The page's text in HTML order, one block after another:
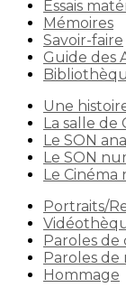
Essais
Mémoires
Savoir-faire
Guide des
Une
La salle de
Le SON
Le SON
Le
Portraits/
Paroles de
Paroles de
Hommage